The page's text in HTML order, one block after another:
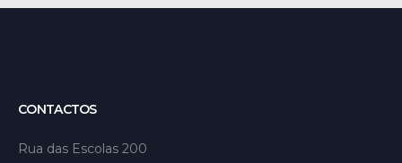
CONTACTOS
Rua das Escolas 200